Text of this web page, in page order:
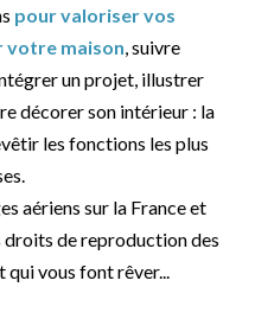
pour valoriser vos
votre maison, suivre
un projet, illustrer
décorer son intérieur : la
les fonctions les plus
aériens sur la France et
droits de reproduction des
qui vous font rêver...